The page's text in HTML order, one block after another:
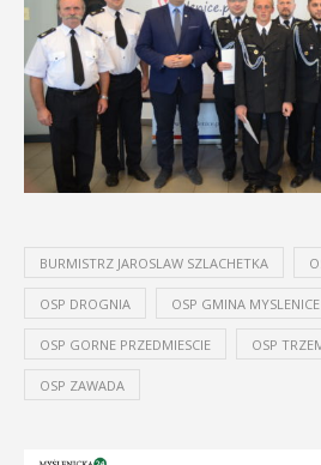
BURMISTRZ JAROSLAW SZLACHETKA
OSP DROGNIA OSP GMINA MYSLENICE
OSP GORNE PRZEDMIESCIE OSP
OSP ZAWADA